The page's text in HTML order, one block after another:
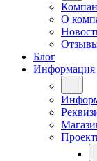
О
Блог
Информация